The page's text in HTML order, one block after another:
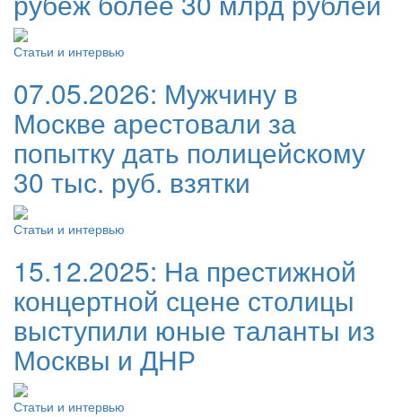
Статьи и интервью
07.05.2026: Мужчину в
Москве арестовали за
попытку дать полицейскому
30 тыс. руб. взятки
Статьи и интервью
15.12.2025: На престижной
концертной сцене столицы
выступили юные таланты из
Москвы и ДНР
Статьи и интервью